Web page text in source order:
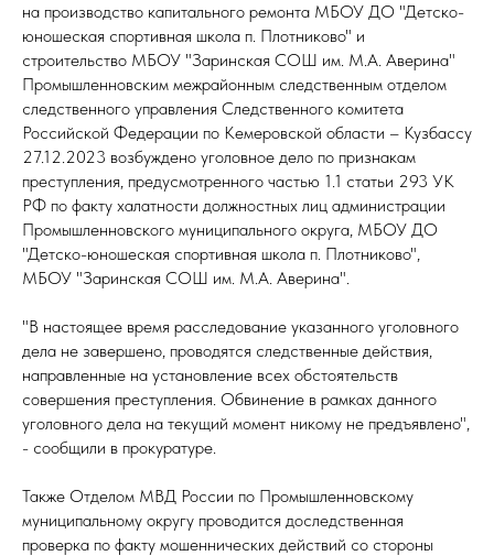
на производство капитального ремонта МБОУ ДО "Детско-
юношеская спортивная школа п. Плотниково" и
строительство МБОУ "Заринская СОШ им. М.А. Аверина"
Промышленновским межрайонным следственным отделом
следственного управления Следственного комитета
Российской Федерации по Кемеровской области – Кузбассу
27.12.2023 возбуждено уголовное дело по признакам
преступления, предусмотренного частью 1.1 статьи 293 УК
РФ по факту халатности должностных лиц администрации
Промышленновского муниципального округа, МБОУ ДО
"Детско-юношеская спортивная школа п. Плотниково",
МБОУ "Заринская СОШ им. М.А. Аверина".
"В настоящее время расследование указанного уголовного
дела не завершено, проводятся следственные действия,
направленные на установление всех обстоятельств
совершения преступления. Обвинение в рамках данного
уголовного дела на текущий момент никому не предъявлено",
- сообщили в прокуратуре.
Также Отделом МВД России по Промышленновскому
муниципальному округу проводится доследственная
проверка по факту мошеннических действий со стороны